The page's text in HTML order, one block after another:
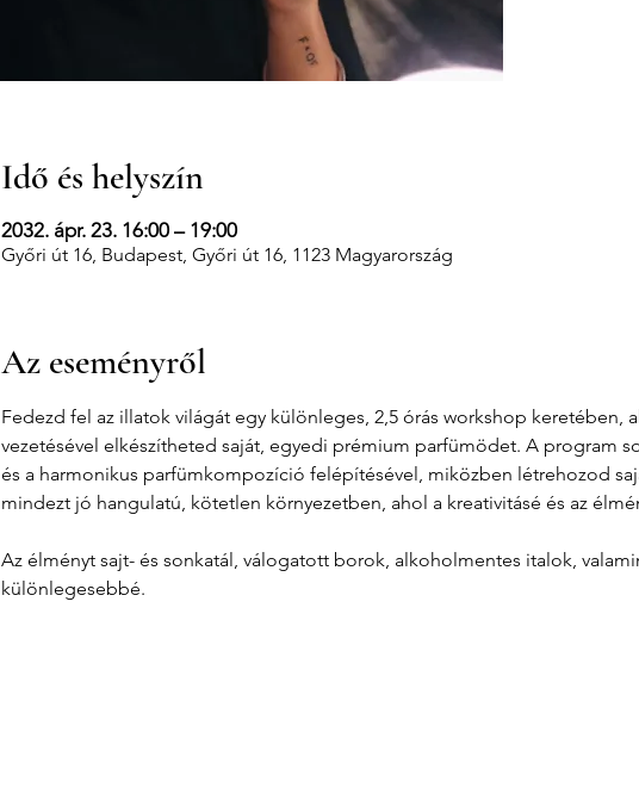
Idő és helyszín
2032. ápr. 23. 16:00 – 19:00
Győri út 16, Budapest, Győri út 16, 1123 Magyarország
Az eseményről
Fedezd fel az illatok világát egy különleges, 2,5 órás workshop keretében,
vezetésével elkészítheted saját, egyedi prémium parfümödet. A program
és a harmonikus parfümkompozíció felépítésével, miközben létrehozod
mindezt jó hangulatú, kötetlen környezetben, ahol a kreativitásé és az
Az élményt sajt- és sonkatál, válogatott borok, alkoholmentes italok,
különlegesebbé.